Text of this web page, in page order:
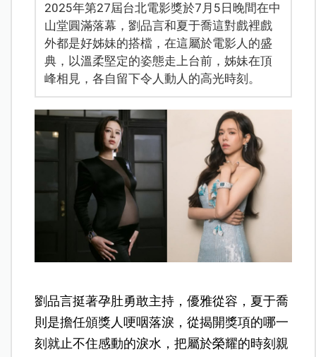
2025年第27屆台北電影獎於7月5日晚間在中
山堂圓滿落幕，劉品言和夏于喬這對戲裡戲
外都是好姊妹的搭檔，在這屬於電影人的盛
典，以溫柔堅定的姿態走上台前，姊妹在頂
峰相見，各自留下令人動人的高光時刻。
劉品言挺著孕肚勇敢主持，優雅從容，夏于喬
則是擔任頒獎人哽咽落淚，從揭開獎項的哪一
刻就止不住感動的淚水，把屬於榮耀的時刻親